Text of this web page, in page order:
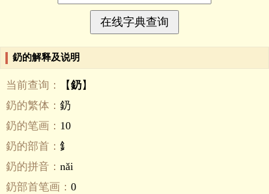
釢的解释及说明
当前查询： 【釢】
釢的繁体： 釢
釢的笔画： 10
釢的部首： 釒
釢的拼音： nǎi
釢部首笔画： 0